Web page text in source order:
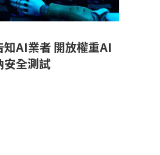
知AI業者 開放權重AI
安全測試